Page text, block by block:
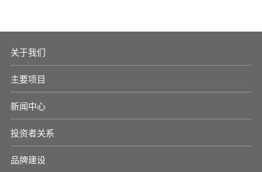
关于我们
主要项目
新闻中心
投资者关系
品牌建设